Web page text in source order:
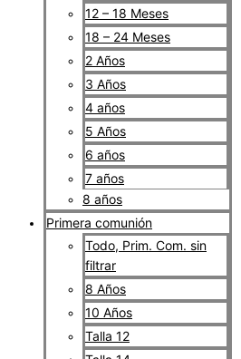
12 – 18 Meses
18 – 24 Meses
2 Años
3 Años
4 años
5 Años
6 años
7 años
8 años
Primera comunión
Todo, Prim. Com. sin
filtrar
8 Años
10 Años
Talla 12